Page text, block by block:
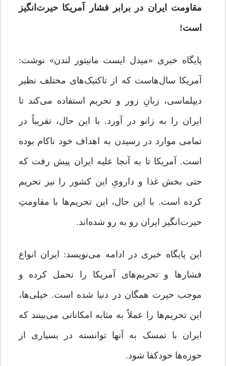
مقاومت ایران در برابر فشار آمریکا حیرت‌انگیز
است!
پایگاه خبری «میدل ایست مانیتور لندن» نوشت:
آمریکا سال‌هاست که از تاکتیک‌های مختلف نظیر
دیپلماسی، زبانِ زور و تحریم استفاده می‌کند تا
ایران را به زانو در آورد. با این حال، تقریباً در
تمامی موارد در رسیدن به اهداف خود ناکام بوده
است. آمریکا تا به آنجا علیه ایران پیش رفت که
حتی بخش غذا و دارویِ این کشور را نیز تحریم
کرده است. با این حال، این تحریم‌ها با مقاومتِ
حیرت‌انگیز ایران رو به رو شده‌اند.
این پایگاه خبری در ادامه می‌نویسد: ایران انواع
فشارها و تحریم‌های آمریکا را تحمل کرده و
موجب حیرت همگان در دنیا شده است. خیلی‌ها،
این تحریم‌ها را عملاً به مثابه امکاناتی می‌بینند که
ایران با تمسک به آنها توانسته در بسیاری از
حوزه‌ها خودکفا شود.